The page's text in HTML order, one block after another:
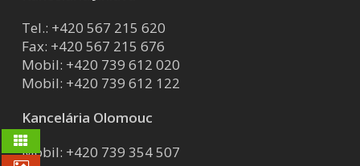
Tel.: +420 567 215 620
Fax: +420 567 215 676
Mobil: +420 739 612 020
Mobil: +420 739 612 122
Kancelária Olomouc
Mobil: +420 739 354 507